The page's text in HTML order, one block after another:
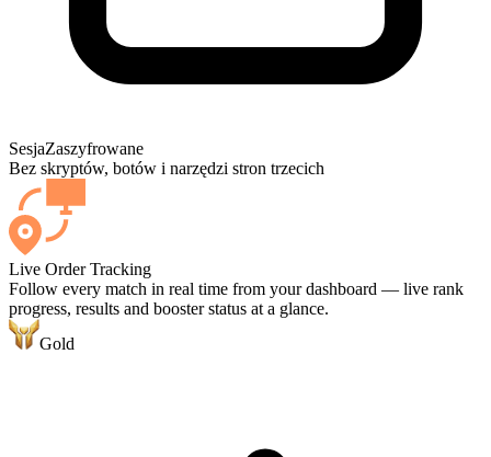
SesjaZaszyfrowane
Bez skryptów, botów i narzędzi stron trzecich
Live Order Tracking
Follow every match in real time from your dashboard — live rank
progress, results and booster status at a glance.
Gold